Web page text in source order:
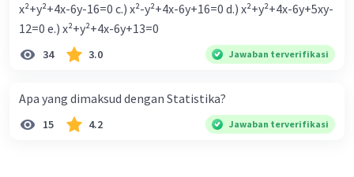
x²+y²+4x-6y-16=0 c.) x²-y²+4x-6y+16=0 d.) x²+y²+4x-6y+5xy-
12=0 e.) x²+y²+4x-6y+13=0
34 3.0 Jawaban terverifikasi
Apa yang dimaksud dengan Statistika?
15 4.2 Jawaban terverifikasi